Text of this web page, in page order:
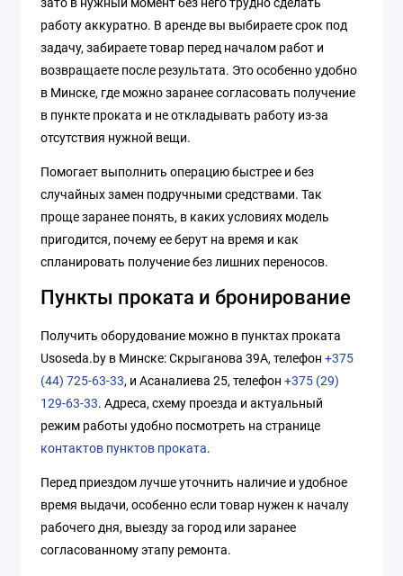
работу аккуратно. В аренде вы выбираете срок под
задачу, забираете товар перед началом работ и
возвращаете после результата. Это особенно удобно
в Минске, где можно заранее согласовать получение
в пункте проката и не откладывать работу из-за
отсутствия нужной вещи.
Помогает выполнить операцию быстрее и без
случайных замен подручными средствами. Так
проще заранее понять, в каких условиях модель
пригодится, почему ее берут на время и как
спланировать получение без лишних переносов.
Пункты проката и бронирование
Получить оборудование можно в пунктах проката
Usoseda.by в Минске: Скрыганова 39А, телефон +375
(44) 725-63-33, и Асаналиева 25, телефон +375 (29)
129-63-33. Адреса, схему проезда и актуальный
режим работы удобно посмотреть на странице
контактов пунктов проката.
Перед приездом лучше уточнить наличие и удобное
время выдачи, особенно если товар нужен к началу
рабочего дня, выезду за город или заранее
согласованному этапу ремонта.